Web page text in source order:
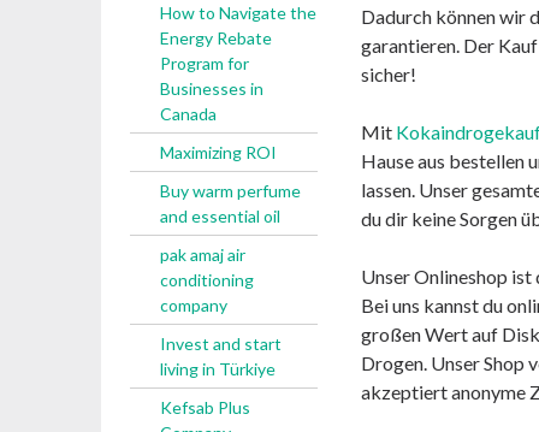
How to Navigate the
Energy Rebate
Program for
Businesses in
Canada
Maximizing ROI
Buy warm perfume
and essential oil
pak amaj air
conditioning
company
Invest and start
living in Türkiye
Kefsab Plus
Dadurch können wir
garantieren. Der
sicher!
Mit
Hause aus bestellen
lassen. Unser
du dir keine Sorgen
Unser Onlineshop ist
Bei uns kannst du
großen Wert auf
Drogen. Unser Shop
akzeptiert anonyme